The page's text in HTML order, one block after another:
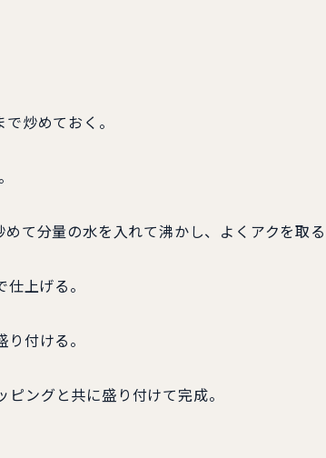
炒めておく。
て分量の水を入れて沸かし、よくアクを取
上げる。
付ける。
ングと共に盛り付けて完成。